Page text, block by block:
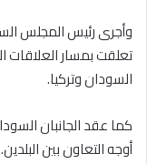
وأجرى رئيس المجلس
تعلقت بمسار العلاقات
السودان وتركيا.
كما عقد الجانبان
أوجه التعاون بين البلدين.